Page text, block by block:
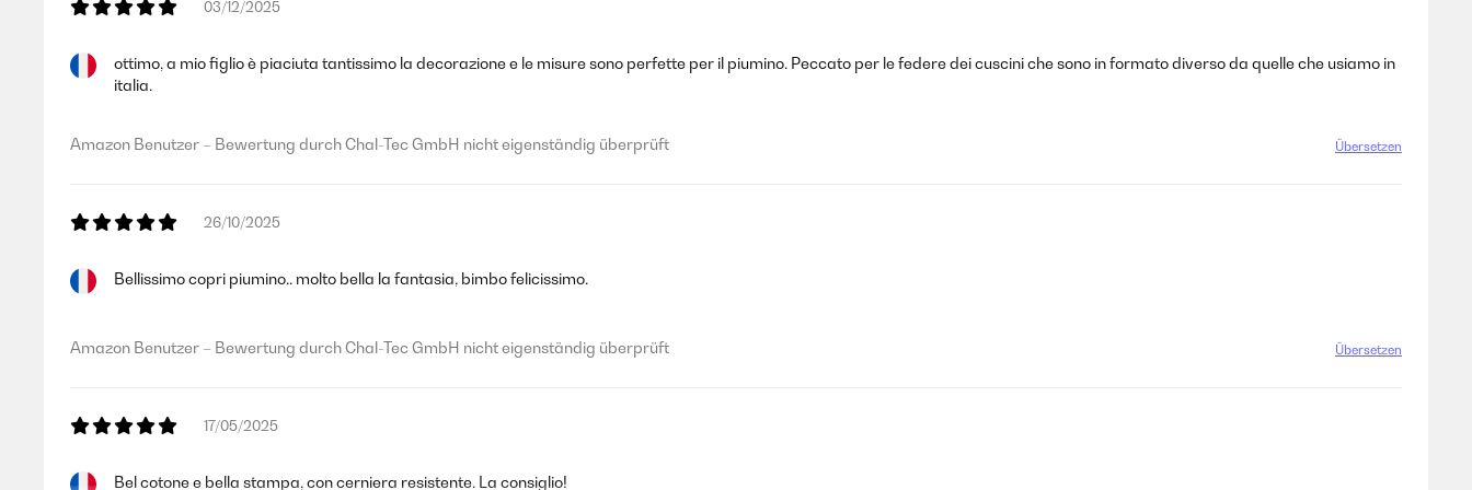
31/10/2023
03/12/2025
ottimo, a mio figlio è piaciuta tantissimo la decorazione e le misure sono perfette per il piumino. Peccato per le federe dei cuscini che sono in formato diverso da quelle che usiamo in
italia.
Amazon Benutzer – Bewertung durch Chal-Tec GmbH nicht eigenständig überprüft Übersetzen
26/10/2025
Bellissimo copri piumino.. molto bella la fantasia, bimbo felicissimo.
Amazon Benutzer – Bewertung durch Chal-Tec GmbH nicht eigenständig überprüft Übersetzen
17/05/2025
Bel cotone e bella stampa, con cerniera resistente. La consiglio!